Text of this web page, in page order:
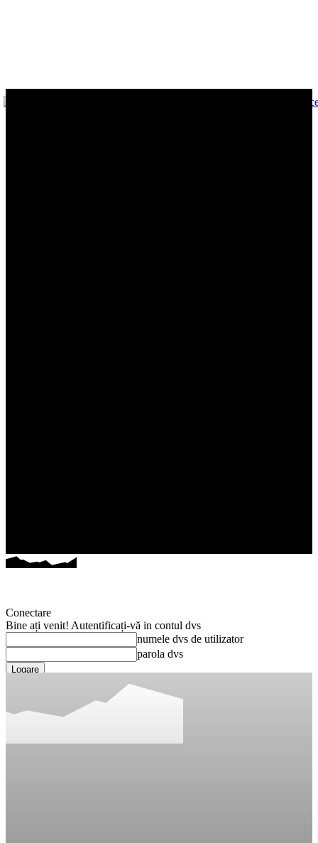
Conectare
Bine ați venit! Autentificați-vă in contul dvs
numele dvs de utilizator
parola dvs
Ați uitat parola? obține ajutor
Recuperați-vă parola